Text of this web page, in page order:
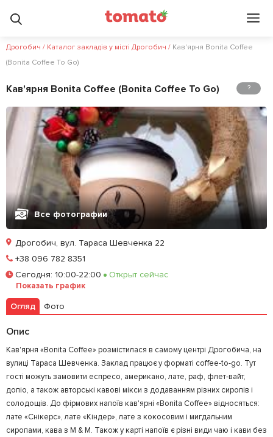
Дрогобич / Каталог закладів у місті Дрогобич / Кав'ярня Bonita Coffee
(Bonita Coffee To Go)
Кав'ярня Bonita Coffee (Bonita Coffee To Go) ?
Все фотографии
Залишити відгук
Дрогобич, вул. Тараса Шевченка 22
+38 096 782 8351
Сегодня: 10:00-22:00 Открыт сейчас
Показать график
Огляд Фото
Опис
Кав'ярня «Bonita Coffee» розмістилася в самому центрі Дрогобича, на
вулиці Тараса Шевченка. Заклад працює у форматі coffee-to-go. Тут
гості можуть замовити еспресо, американо, лате, раф, флет-вайт,
допіо, а також авторські кавові мікси з додаванням різних сиропів і
солодощів. До фірмових напоїв кав'ярні «Bonita Coffee» відносяться:
лате «Снікерс», лате «Кіндер», лате з кокосовим і мигдальним
сиропами, кава з M & M. Також у карті напоїв є різні види чаю і кави без